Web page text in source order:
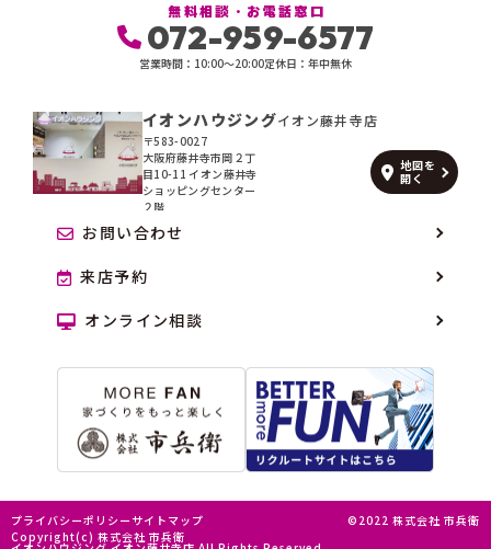
無料相談・お電話窓口
072-959-6577
営業時間：10:00〜20:00定休日：年中無休
イオンハウジングイオン藤井寺店
〒583-0027
大阪府藤井寺市岡２丁
目10-11 イオン藤井寺
ショッピングセンター
２階
地図を
開く
お問い合わせ
来店予約
オンライン相談
プライバシーポリシー サイトマップ
©2022 株式会社 市兵衛
Copyright(c) 株式会社 市兵衛